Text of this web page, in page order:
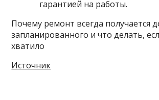
гарантией на работы.
Почему ремонт всегда получается
запланированного и что делать,
хватило
Источник